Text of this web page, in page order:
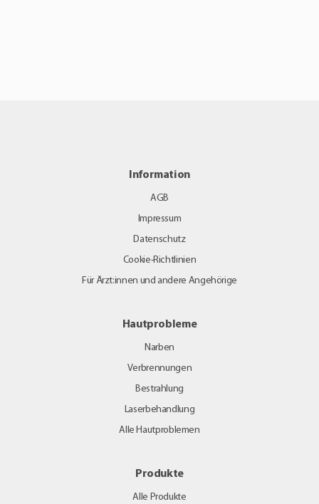
Information
AGB
Impressum
Datenschutz
Cookie-Richtlinien
Für Ärzt:innen und andere Angehörige
Hautprobleme
Narben
Verbrennungen
Bestrahlung
Laserbehandlung
Alle Hautproblemen
Produkte
Alle Produkte